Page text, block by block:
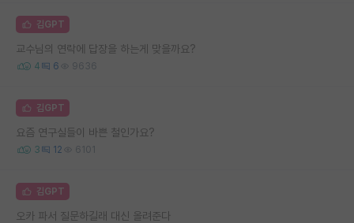
김GPT
교수님의 연락에 답장을 하는게 맞을까요?
4 6 9636
김GPT
요즘 연구실들이 바쁜 철인가요?
3 12 6101
김GPT
오카 파서 질문하길래 대신 올려준다